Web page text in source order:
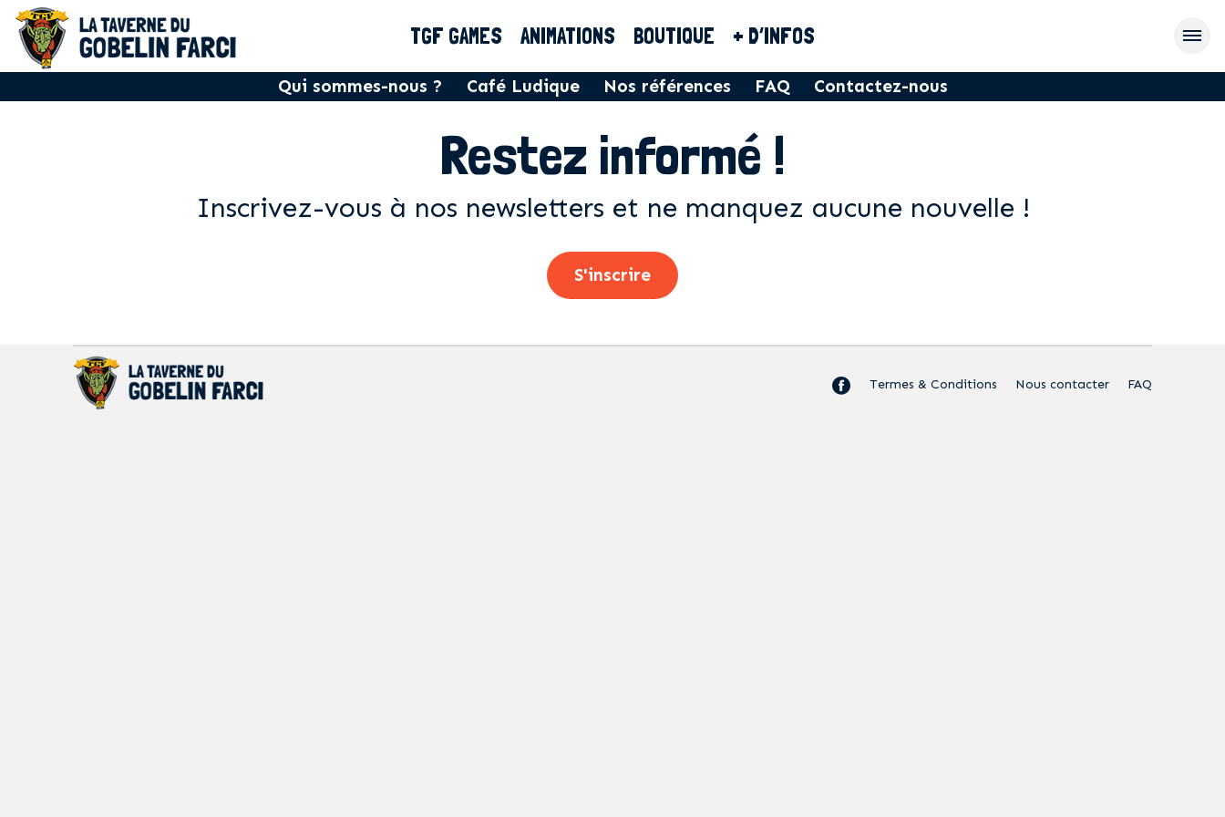
TGF GAMES ANIMATIONS BOUTIQUE + D’INFOS
Qui sommes-nous ? Café Ludique Nos références FAQ Contactez-nous
Restez informé !
Inscrivez-vous à nos newsletters et ne manquez aucune nouvelle !
S'inscrire
Termes & Conditions Nous contacter FAQ